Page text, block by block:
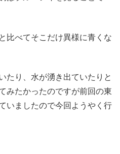
比べてそこだけ異様に青くな
たり、水が湧き出ていたりと
みたかったのですが前回の東
いましたので今回ようやく行